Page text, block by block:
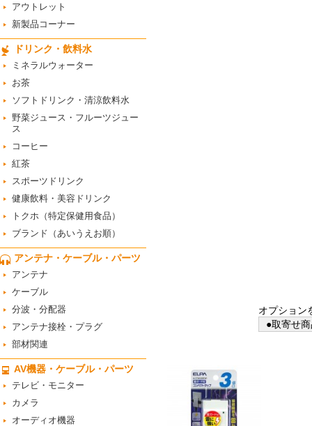
アウトレット
新製品コーナー
ドリンク・飲料水
ミネラルウォーター
お茶
ソフトドリンク・清涼飲料水
野菜ジュース・フルーツジュー
ス
コーヒー
紅茶
スポーツドリンク
健康飲料・美容ドリンク
トクホ（特定保健用食品）
ブランド（あいうえお順）
アンテナ・ケーブル・パーツ
アンテナ
ケーブル
分波・分配器
アンテナ接栓・プラグ
部材関連
AV機器・ケーブル・パーツ
テレビ・モニター
カメラ
オーディオ機器
オプション
●取寄せ